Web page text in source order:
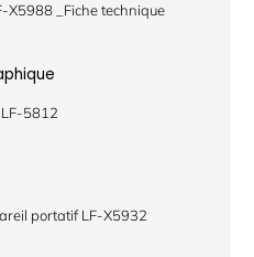
X5988 _Fiche technique
LF-5812
portatif LF-X5932